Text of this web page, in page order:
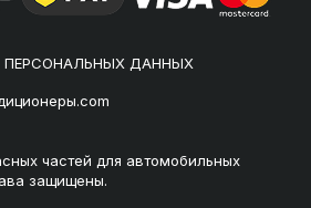
ПЕРСОНАЛЬНЫХ ДАННЫХ
частей для автомобильных
защищены.